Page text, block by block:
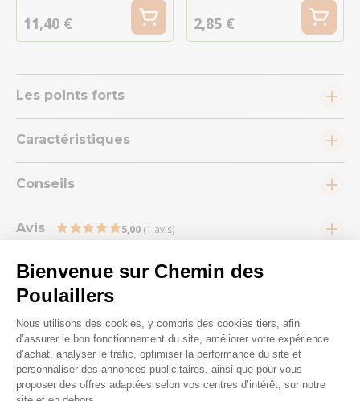
Bienvenue sur Chemin des
Poulaillers
Plateforme de Gestion du
Nous utilisons des cookies, y compris des cookies tiers, afin
d’assurer le bon fonctionnement du site, améliorer votre expérience
d’achat, analyser le trafic, optimiser la performance du site et
personnaliser des annonces publicitaires, ainsi que pour vous
proposer des offres adaptées selon vos centres d’intérêt, sur notre
11,40 € 2,85 €
Les points forts
Caractéristiques
Conseils
Avis 5,00 (1 avis)
Nous répondons à toutes vos
questions ;)